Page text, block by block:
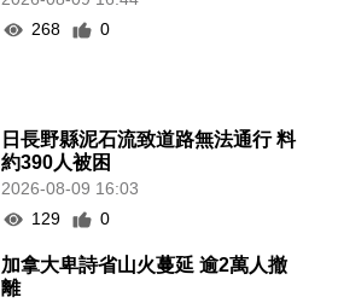
268
0
日長野縣泥石流致道路無法通行 料
約390人被困
2026-08-09 16:03
129
0
加拿大卑詩省山火蔓延 逾2萬人撤
離